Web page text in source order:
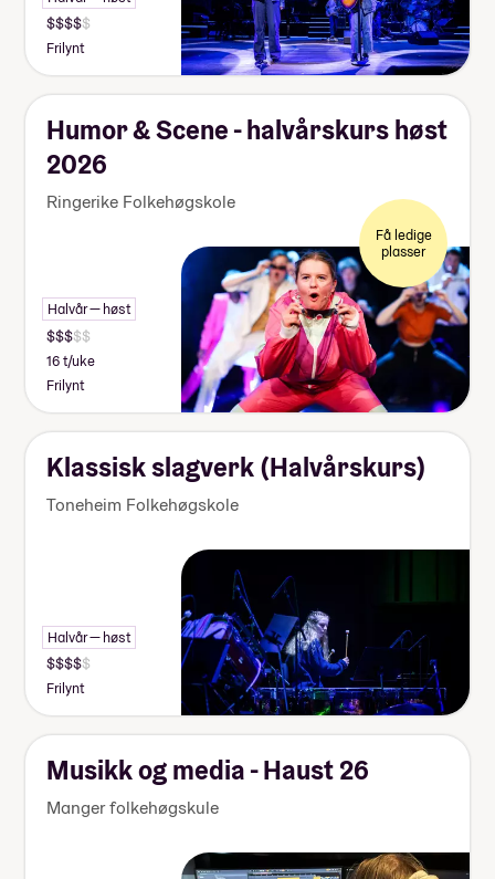
Frilynt
Humor & Scene - halvårskurs høst
2026
Ringerike Folkehøgskole
Få ledige
plasser
Halvår — høst
16 t/uke
Frilynt
Klassisk slagverk (Halvårskurs)
Toneheim Folkehøgskole
Halvår — høst
Frilynt
Musikk og media - Haust 26
Manger folkehøgskule